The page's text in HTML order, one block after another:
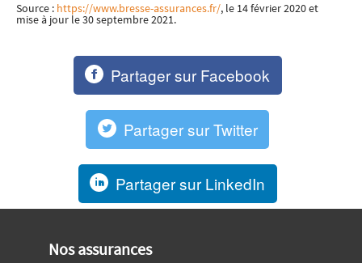
Source : https://www.bresse-assurances.fr/, le 14 février 2020 et
mise à jour le 30 septembre 2021.
Partager sur Facebook
Partager sur Twitter
Partager sur LinkedIn
Nos assurances